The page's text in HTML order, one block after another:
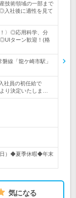
技術領域の一部まで
入社後に適性を見て
！〉◎応用科学、分
ターン歓迎！(格
線「龍ケ崎市駅」
社員の初任給で
り決定いたしま…
日）◆夏季休暇◆年末
気になる